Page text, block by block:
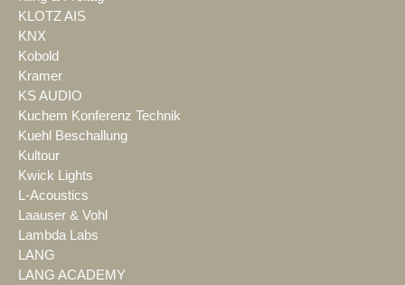
KLOTZ AIS
KNX
Kobold
Kramer
KS AUDIO
Kuchem Konferenz Technik
Kuehl Beschallung
Kultour
Kwick Lights
L-Acoustics
Laauser & Vohl
Lambda Labs
LANG
LANG ACADEMY